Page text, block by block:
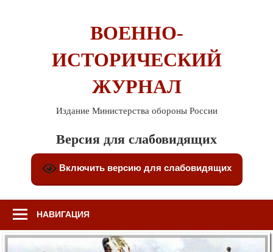
ВОЕННО-
ИСТОРИЧЕСКИЙ
ЖУРНАЛ
Издание Министерства обороны России
Версия для слабовидящих
Включить версию для слабовидящих
НАВИГАЦИЯ